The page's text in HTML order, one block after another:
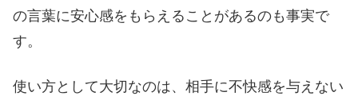
の言葉に安心感をもらえることがあるのも事実で
す。
使い方として大切なのは、相手に不快感を与えない